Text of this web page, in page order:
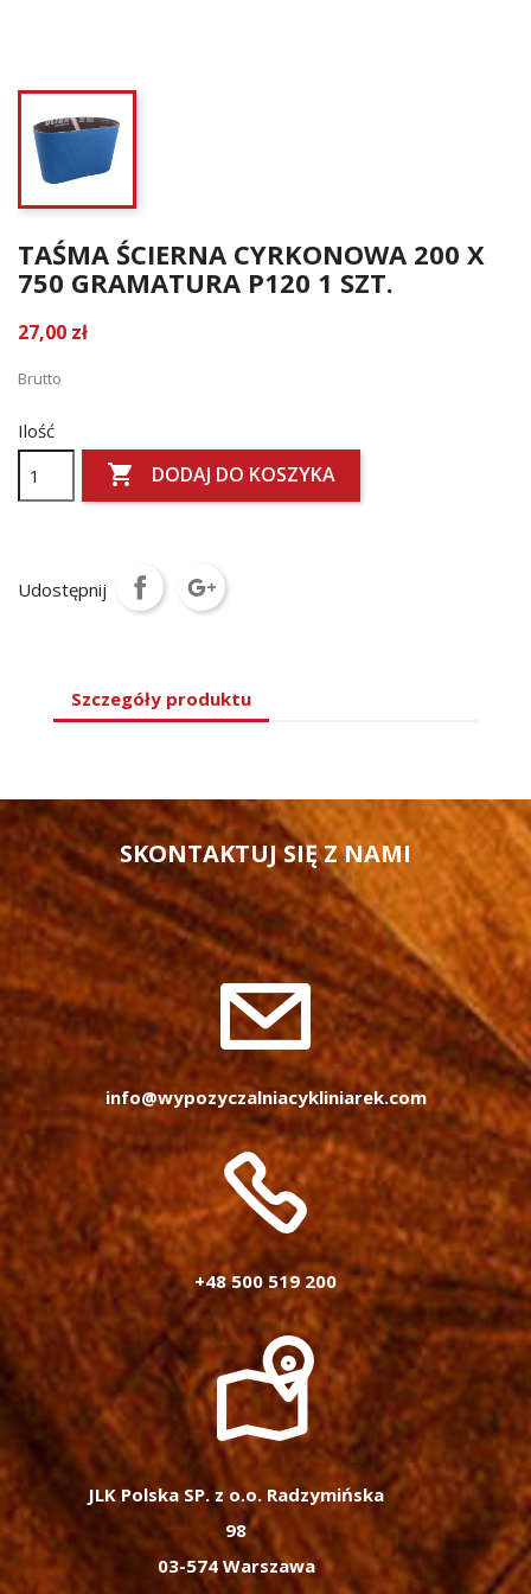
TAŚMA ŚCIERNA CYRKONOWA 200 X
750 GRAMATURA P120 1 SZT.
27,00 zł
Brutto
Ilość
 DODAJ DO KOSZYKA
Udostępnij
Szczegóły produktu
SKONTAKTUJ SIĘ Z NAMI
info@wypozyczalniacykliniarek.com
+48 500 519 200
JLK Polska SP. z o.o. Radzymińska
98
03-574 Warszawa